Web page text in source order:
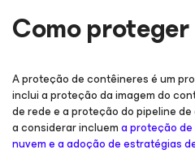
Como
A proteção de contêineres é um
inclui a proteção da imagem do
de rede e a proteção do pipeline
a considerar incluema proteção
nuvem e a adoção de estratégias